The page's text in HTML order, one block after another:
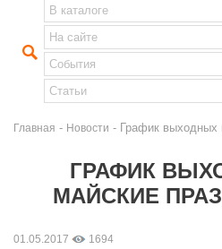
Главная - Новости - График выходных
ГРАФИК
МАЙСКИЕ
01.05.2017 1694